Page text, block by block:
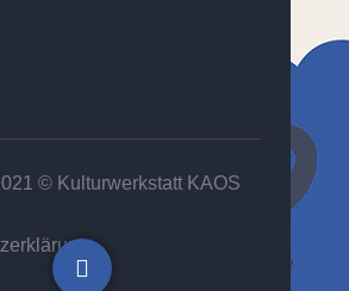
© Kulturwerkstatt KAOS